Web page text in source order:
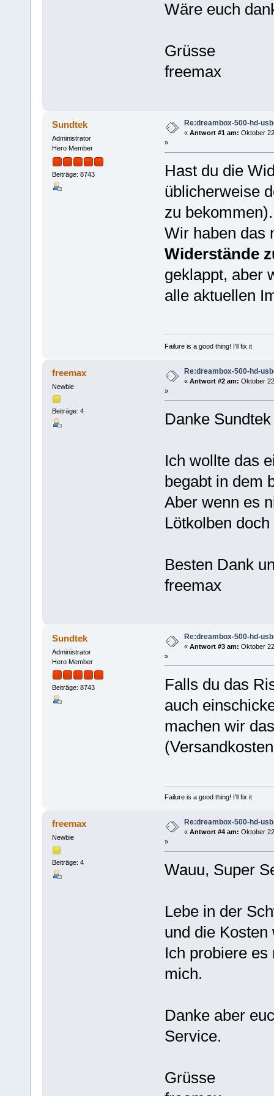
Wäre euch
Grüsse
freemax
Sundtek
Administrator
Hero Member
Beiträge: 8743
Re:dreambox-500-hd-
« Antwort #1 am: Oktober
»
Hast du die
üblicherweise
zu bekommen).
Wir haben das
Widerstände
geklappt, aber
alle aktuellen
Failure is a good thing! I'll fix it
freemax
Newbie
Beiträge: 4
Re:dreambox-500-hd-
« Antwort #2 am: Oktober
»
Danke Sundtek
Ich wollte das
begabt in dem
Aber wenn es
Lötkolben
Besten Dank
freemax
Sundtek
Administrator
Hero Member
Beiträge: 8743
Re:dreambox-500-hd-
« Antwort #3 am: Oktober
»
Falls du das
auch
machen wir
Failure is a good thing! I'll fix it
freemax
Newbie
Beiträge: 4
Re:dreambox-500-hd-
« Antwort #4 am: Oktober
»
Wauu, Super
Lebe in der
und die
Ich probiere
mich.
Danke aber
Service.
Grüsse